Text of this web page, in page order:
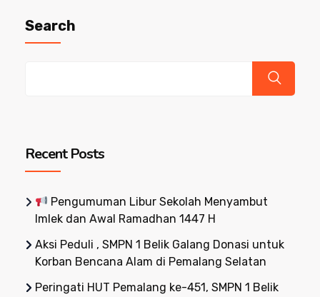
Search
Recent Posts
Pengumuman Libur Sekolah Menyambut
Imlek dan Awal Ramadhan 1447 H
Aksi Peduli , SMPN 1 Belik Galang Donasi untuk
Korban Bencana Alam di Pemalang Selatan
Peringati HUT Pemalang ke-451, SMPN 1 Belik